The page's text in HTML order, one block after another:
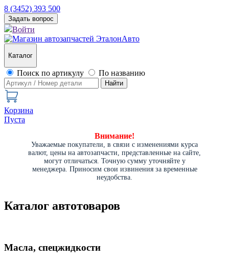
8 (3452) 393 500
Задать вопрос
Войти
Каталог
Поиск по артикулу По названию
Найти
Корзина
Пуста
Внимание!
Уважаемые покупатели, в связи с изменениями курса
валют, цены на автозапчасти, представленные на сайте,
могут отличаться. Точную сумму уточняйте у
менеджера. Приносим свои извинения за временные
неудобства.
Каталог автотоваров
Масла, спецжидкости